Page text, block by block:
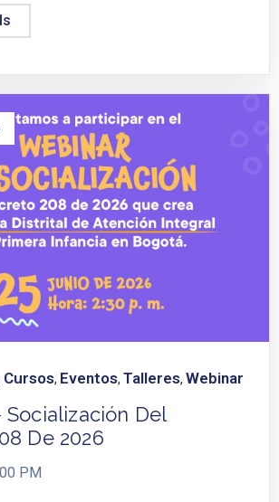
Cursos, Eventos, Talleres, Webinar
Socialización Del
De 2026
PM